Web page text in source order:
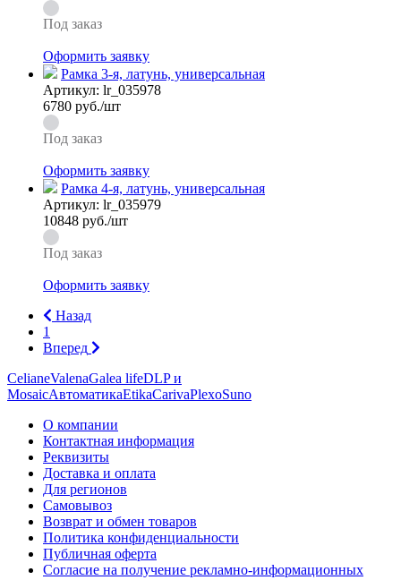
Под заказ
Оформить заявку
Рамка 3-я, латунь, универсальная
Артикул: lr_035978
6780 руб./шт
Под заказ
Оформить заявку
Рамка 4-я, латунь, универсальная
Артикул: lr_035979
10848 руб./шт
Под заказ
Оформить заявку
Назад
1
Вперед
CelianeValenaGalea lifeDLP и
MosaicАвтоматикаEtikaCarivaPlexoSuno
О компании
Контактная информация
Реквизиты
Доставка и оплата
Для регионов
Самовывоз
Возврат и обмен товаров
Политика конфиденциальности
Публичная оферта
Согласие на получение рекламно-информационных